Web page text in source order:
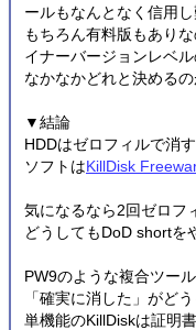
ールもなんとなく信用し
もちろん有料版もあり
イナーバージョンレベ
なかなかどれと決めるの
▼結論
HDDはゼロフィルで消す
ソフトはKillDisk
気になるなら2回ゼロフ
どうしてもDoD shortを
PW9のような複合ツー
「確実に消した」がど
単機能のKillDiskは証明